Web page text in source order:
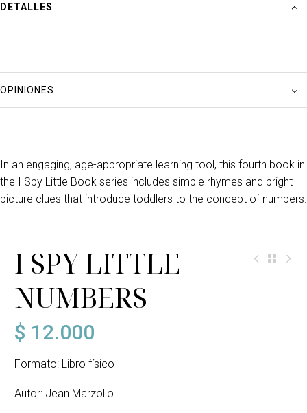
I SPY LITTLE
NUMBERS
$ 12.000
Formato: Libro físico
Autor: Jean Marzollo
DETALLES
OPINIONES
In an engaging, age-appropriate learning tool, this fourth book in
the
I Spy Little Book series includes simple rhymes and bright
picture clues that introduce toddlers to the concept of numbers.